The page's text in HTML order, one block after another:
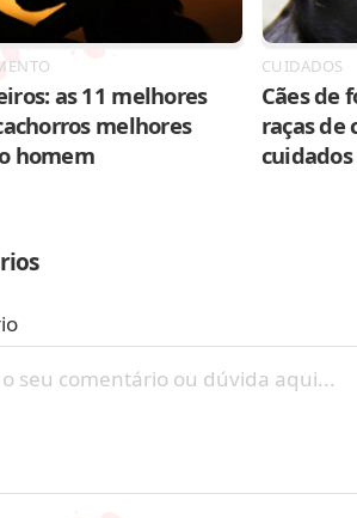
as 11 melhores
melhores
homem
CUIDADOS
Cães de
raças de
cuidados